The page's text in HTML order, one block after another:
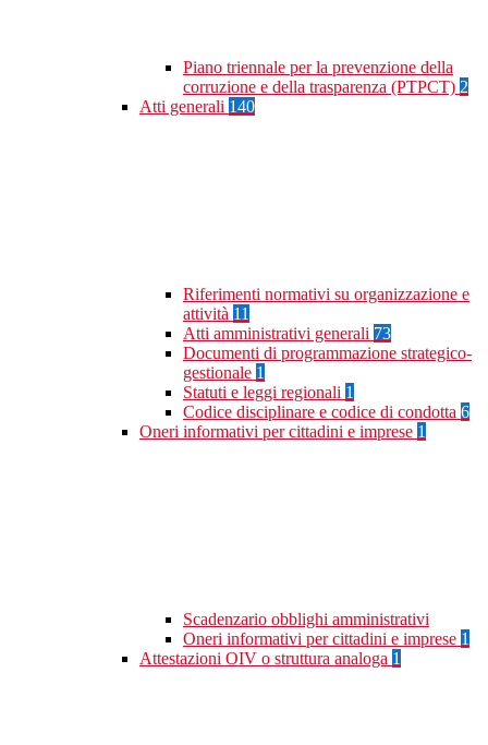
Piano triennale per la prevenzione della
corruzione e della trasparenza (PTPCT) 2
Atti generali 140
Riferimenti normativi su organizzazione e
attività 11
Atti amministrativi generali 73
Documenti di programmazione strategico-
gestionale 1
Statuti e leggi regionali 1
Codice disciplinare e codice di condotta 6
Oneri informativi per cittadini e imprese 1
Scadenzario obblighi amministrativi
Oneri informativi per cittadini e imprese 1
Attestazioni OIV o struttura analoga 1